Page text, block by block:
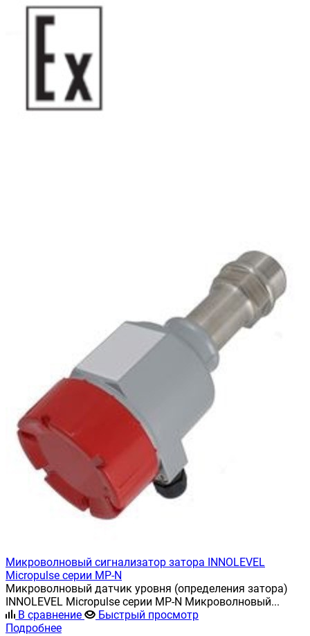
Микроволновый сигнализатор затора INNOLEVEL
Micropulse серии MP-N
Микроволновый датчик уровня (определения затора)
INNOLEVEL Micropulse серии MP-N Микроволновый...
В сравнение
Быстрый просмотр
Подробнее